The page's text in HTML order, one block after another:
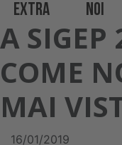
EXTRA
NOI
A SIGEP
COME
MAI
16/01/2019